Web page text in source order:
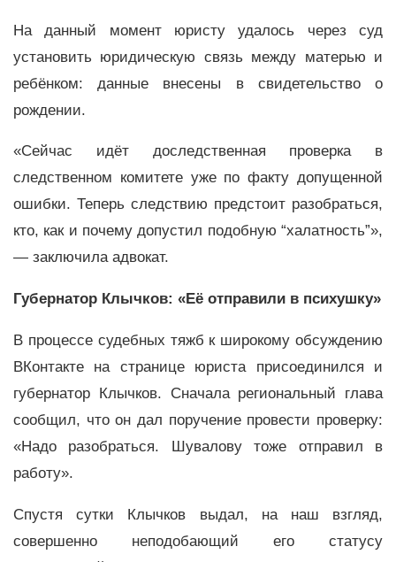
На данный момент юристу удалось через суд
установить юридическую связь между матерью и
ребёнком: данные внесены в свидетельство о
рождении.
«Сейчас идёт доследственная проверка в
следственном комитете уже по факту допущенной
ошибки. Теперь следствию предстоит разобраться,
кто, как и почему допустил подобную “халатность”»,
— заключила адвокат.
Губернатор Клычков: «Её отправили в психушку»
В процессе судебных тяжб к широкому обсуждению
ВКонтакте на странице юриста присоединился и
губернатор Клычков. Сначала региональный глава
сообщил, что он дал поручение провести проверку:
«Надо разобраться. Шувалову тоже отправил в
работу».
Спустя сутки Клычков выдал, на наш взгляд,
совершенно неподобающий его статусу